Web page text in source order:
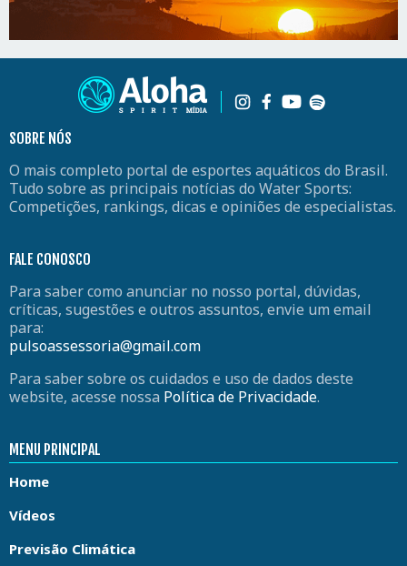
SOBRE NÓS
O mais completo portal de esportes aquáticos do Brasil.
Tudo sobre as principais notícias do Water Sports:
Competições, rankings, dicas e opiniões de especialistas.
FALE CONOSCO
Para saber como anunciar no nosso portal, dúvidas,
críticas, sugestões e outros assuntos, envie um email
para:
pulsoassessoria@gmail.com
Para saber sobre os cuidados e uso de dados deste
website, acesse nossa Política de Privacidade.
MENU PRINCIPAL
Home
Vídeos
Previsão Climática